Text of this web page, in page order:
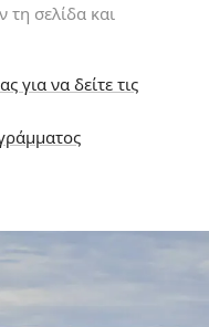
τη σελίδα και
για να δείτε τις